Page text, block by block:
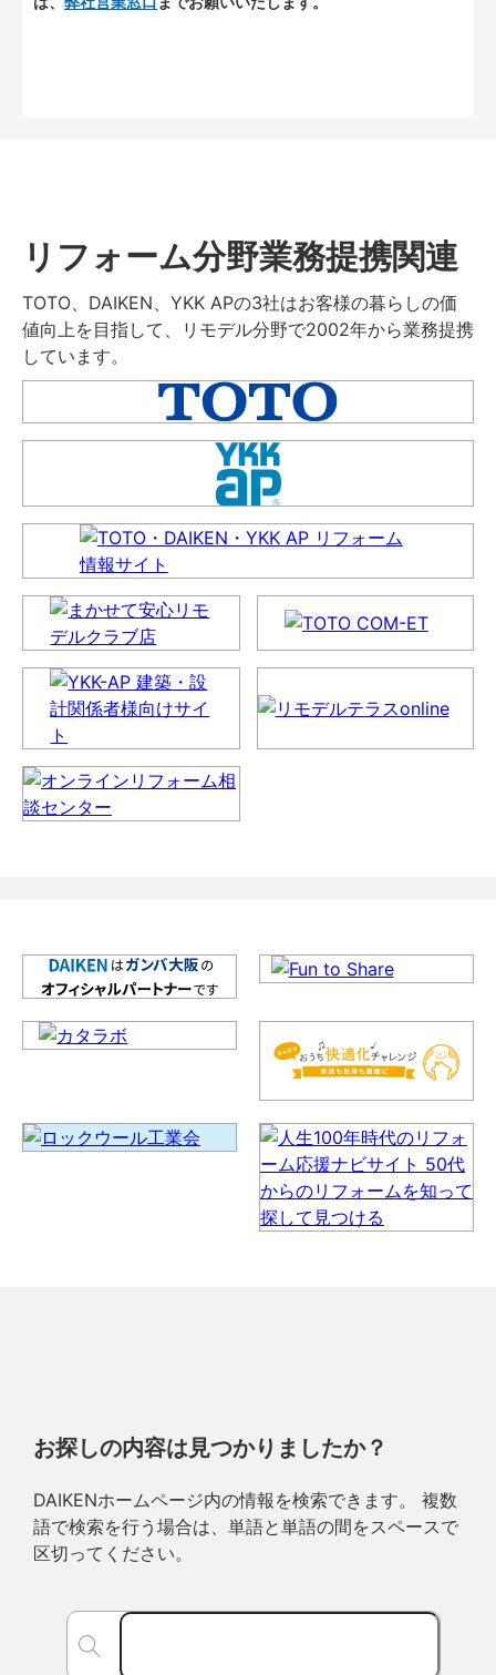
リフォーム分野業務提携関連
TOTO、DAIKEN、YKK APの3社はお客様の暮らしの価
値向上を目指して、リモデル分野で2002年から業務提携
しています。
お探しの内容は見つかりましたか？
DAIKENホームページ内の情報を検索できます。 複数
語で検索を行う場合は、単語と単語の間をスペースで
区切ってください。